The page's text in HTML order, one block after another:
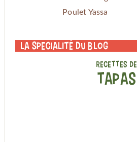
Poulet Yassa
La specialité du blog
RECETTES DE
TAPAS